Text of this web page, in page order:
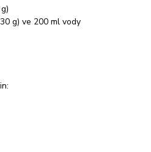
g) ve 200 ml vody